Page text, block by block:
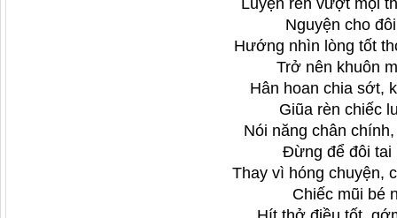
Luyện rèn vượt mọi
Nguyện cho
Hướng nhìn lòng tốt
Trở nên khuôn
Hân hoan chia sớt,
Giũa rèn chiếc
Nói năng chân
Đừng để đôi tai
Thay vì hóng chuyện,
Chiếc mũi bé